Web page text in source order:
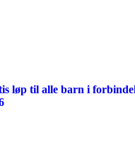
løp til alle barn i